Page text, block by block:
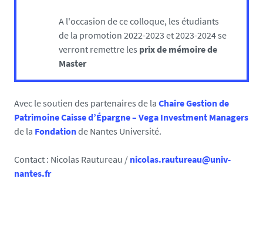
A l'occasion de ce colloque, les étudiants
de la promotion 2022-2023 et 2023-2024 se
verront remettre les prix de mémoire de
Master
Avec le soutien des partenaires de la Chaire Gestion de
Patrimoine Caisse d’Épargne – Vega Investment Managers
de la Fondationde Nantes Université.
Contact : Nicolas Rautureau / nicolas.rautureau@univ-
nantes.fr